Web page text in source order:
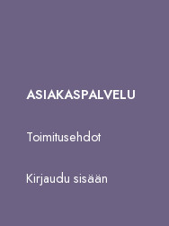
ASIAKASPALVELU
Toimitusehdot
Kirjaudu sisään